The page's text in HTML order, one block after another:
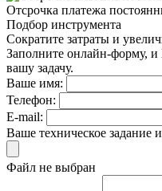
Отсрочка платежа
Подбор инструмента
Сократите затраты и
Заполните онлайн-форму,
вашу задачу.
Ваше имя:
Телефон:
E-mail:
Ваше техническое задание
Файл не выбран